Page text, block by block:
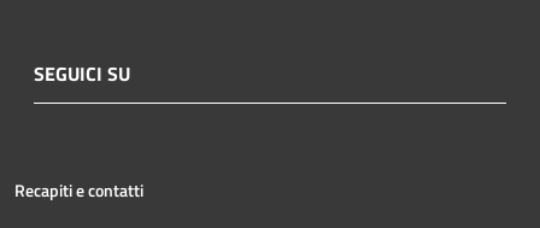
SEGUICI SU
Recapiti e contatti